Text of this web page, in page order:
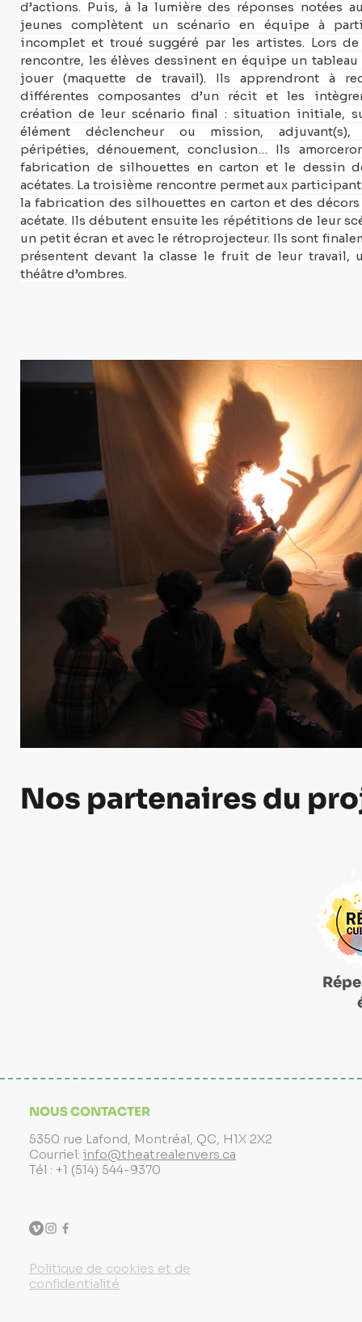
d’actions. Puis, à la lumière des réponses notées
jeunes complètent un scénario en équipe à
incomplet et troué suggéré par les artistes. Lors
rencontre, les élèves dessinent en équipe un tableau
jouer (maquette de travail). Ils apprendront à
différentes composantes d’un récit et les
création de leur scénario final : situation initiale,
élément déclencheur ou mission, adjuvant(s),
péripéties, dénouement, conclusion… Ils
fabrication de silhouettes en carton et le dessin
acétates. La troisième rencontre permet aux
la fabrication des silhouettes en carton et des
acétate. Ils débutent ensuite les répétitions de leur
un petit écran et avec le rétroprojecteur. Ils sont
présentent devant la classe le fruit de leur travail,
théâtre d’ombres.
Nos partenaires du
NOUS CONTACTER
5350 rue Lafond, Montréal, QC, H1X 2X2
Courriel: info@theatrealenvers.ca
Tél : +1 (514) 544-9370
Politique de cookies et de
confidentialité